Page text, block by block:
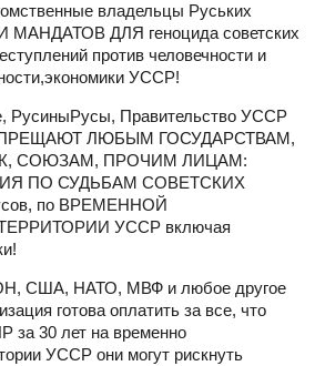
владельцы Руських
ДЛЯ геноцида советских
против человечности и
УССР!
РусиныРусы, Правительство УССР
ЛЮБЫМ ГОСУДАРСТВАМ,
СОЮЗАМ, ПРОЧИМ ЛИЦАМ:
ПО СУДЬБАМ СОВЕТСКИХ
по ВРЕМЕННОЙ
УССР включая
США, НАТО, МВФ и любое другое
готова оплатить за все, что
за 30 лет на временно
УССР они могут рискнуть